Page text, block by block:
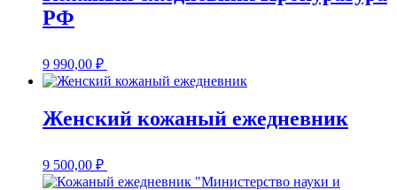
РФ
9 990,00 ₽
Женский кожаный ежедневник
9 500,00 ₽